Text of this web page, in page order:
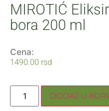
MIROTIĆ
bora 200 ml
Cena:
1490.00 rsd
DODAJ U